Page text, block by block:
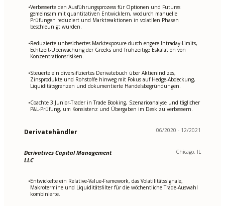
•Verbesserte den Ausführungsprozess für Optionen und Futures
gemeinsam mit quantitativen Entwicklern, wodurch manuelle
Prüfungen reduziert und Marktreaktionen in volatilen Phasen
beschleunigt wurden.
•Reduzierte unbesichertes Marktexposure durch engere Intraday-Limits,
Echtzeit-Überwachung der Greeks und frühzeitige Eskalation von
Konzentrationsrisiken.
•Steuerte ein diversifiziertes Derivatebuch über Aktienindizes,
Zinsprodukte und Rohstoffe hinweg mit Fokus auf Hedge-Abdeckung,
Liquiditätsgrenzen und dokumentierte Handelsbegründungen.
•Coachte 3 Junior-Trader in Trade Booking, Szenarioanalyse und täglicher
P&L-Prüfung, um Konsistenz und Übergaben im Desk zu verbessern.
Derivatehändler 06/2020 - 12/2021
Derivatives Capital Management
LLC
Chicago, IL
•Entwickelte ein Relative-Value-Framework, das Volatilitätssignale,
Makrotermine und Liquiditätsfilter für die wöchentliche Trade-Auswahl
kombinierte.